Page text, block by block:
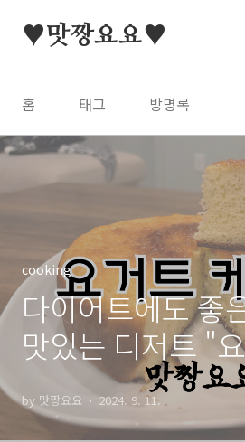
♥맛짱요요♥
홈 태그 방명록
cooking
다이어트에도 좋
맛있는 디저트 "
by 맛짱요요 2024. 9. 11.